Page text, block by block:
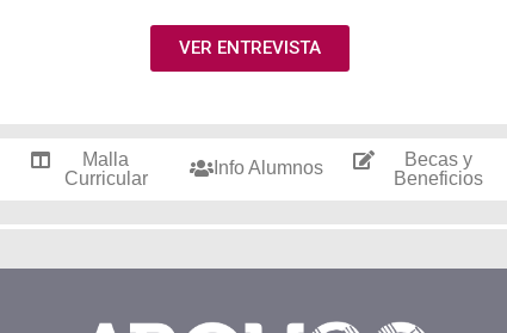
VER ENTREVISTA
Malla
Curricular
Info Alumnos
Becas y
Beneficios